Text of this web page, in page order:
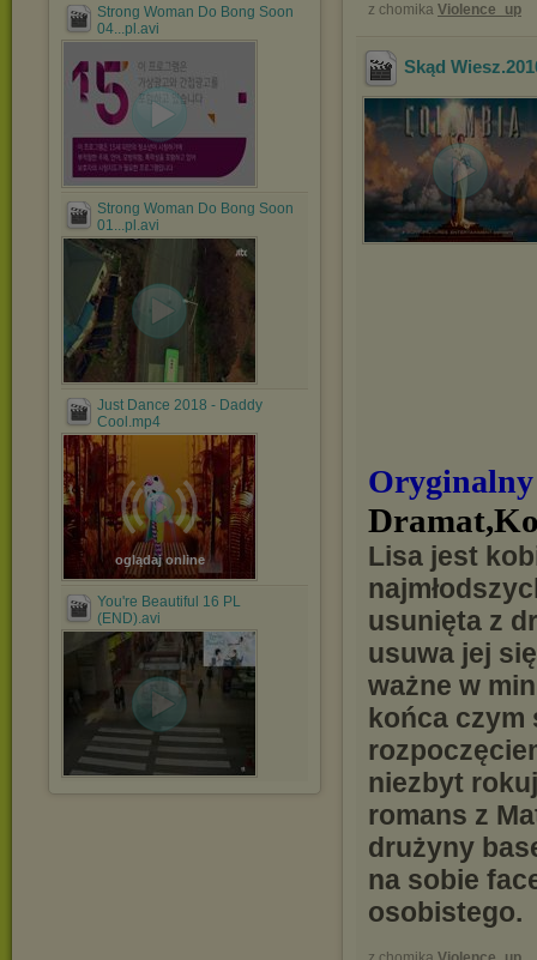
Strong Woman Do Bong Soon
04...pl.avi
Strong Woman Do Bong Soon
01...pl.avi
Just Dance 2018 - Daddy
Cool.mp4
oglądaj online
You're Beautiful 16 PL
(END).avi
z chomika Violence_up
Skąd
Lisa jest
usunięta z
usuwa jej
ważne w
końca czym
niezbyt
romans z
drużyny
na sobie
osobistego.